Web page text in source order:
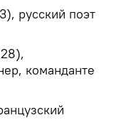
русский поэт
команданте